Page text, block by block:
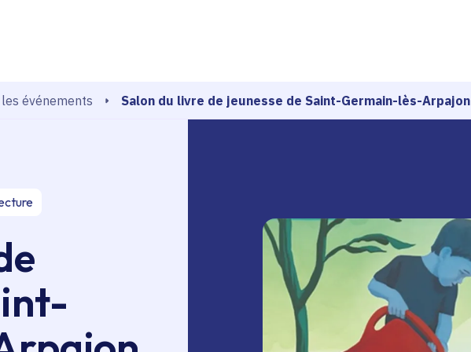
les événements Salon du livre de jeunesse de Saint-Germain-lès-Arpajon